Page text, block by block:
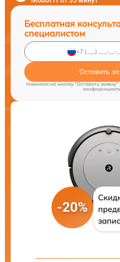
Бесплатная
специалистом
Оставить
Нажимая на кнопку "Оставить
-20%